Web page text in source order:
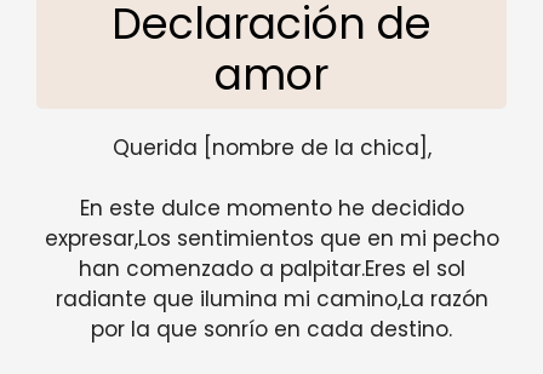
Declaración de
amor
Querida [nombre de la chica],
En este dulce momento he decidido
expresar,Los sentimientos que en mi pecho
han comenzado a palpitar.Eres el sol
radiante que ilumina mi camino,La razón
por la que sonrío en cada destino.